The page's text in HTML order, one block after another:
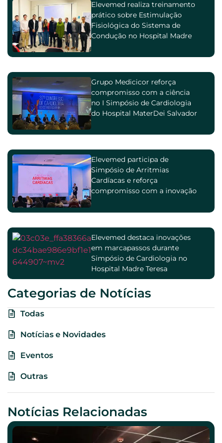
Elevemed realiza treinamento
prático sobre Estimulação
Fisiológica do Sistema de
Condução no Hospital Madre
Grupo Medicicor reforça
compromisso com a ciência
no I Simpósio de Cardiologia
do Hospital MaterDei Salvador
Elevemed participa de
Simpósio de Arritmias
Cardíacas e reforça
compromisso com a inovação
Elevemed destaca inovações
em marcapassos durante
Simpósio de Cardiologia no
Hospital Madre Teresa
Categorias de Notícias
Todas
Notícias e Novidades
Eventos
Outras
Notícias Relacionadas